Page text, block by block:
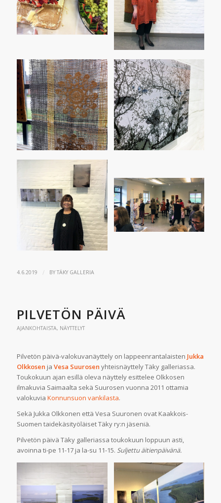
4.6.2019 / BYTÄKY GALLERIA
PILVETÖN PÄIVÄ
AJANKOHTAISTA, NÄYTTELYT
Pilvetön päivä-valokuvanäyttely on lappeenrantalaisten Jukka
Olkkosen ja Vesa Suurosen yhteisnäyttely Täky galleriassa.
Toukokuun ajan esillä oleva näyttely esittelee Olkkosen
ilmakuvia Saimaalta sekä Suurosen vuonna 2011 ottamia
valokuvia Konnunsuon vankilasta.
Sekä Jukka Olkkonen että Vesa Suuronen ovat Kaakkois-
Suomen taidekäsityöläiset Täky ry:n jäseniä.
Pilvetön päivä Täky galleriassa toukokuun loppuun asti,
avoinna ti-pe 11-17 ja la-su 11-15. Suljettu äitienpäivänä.